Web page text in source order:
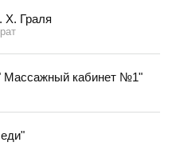
Граля
кабинет №1"